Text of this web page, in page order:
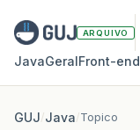
ARQUIVO
JavaGeralFront‑end
GUJ/Java/Topico